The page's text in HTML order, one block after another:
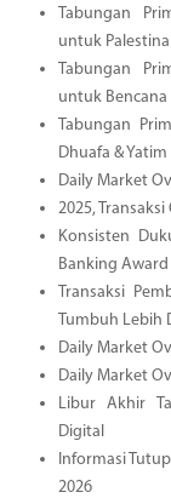
Tabungan
untuk Palestina
Tabungan
untuk Bencana
Tabungan
Dhuafa &
Daily Market
2025,
Konsisten
Banking Award
Transaksi
Tumbuh Lebih
Daily Market
Daily Market
Libur Akhir
Digital
Informasi
2026